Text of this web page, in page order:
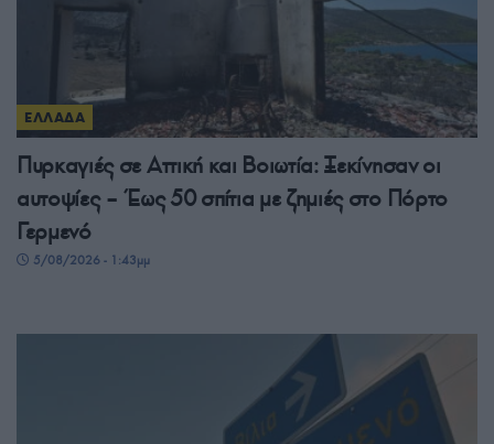
ΕΛΛΑΔΑ
Πυρκαγιές σε Αττική και Βοιωτία: Ξεκίνησαν οι
αυτοψίες – Έως 50 σπίτια με ζημιές στο Πόρτο
Γερμενό
5/08/2026 - 1:43μμ